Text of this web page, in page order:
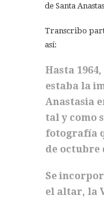
de Santa
Transcribo
así:
Hasta
estaba la
Anastasia
tal y como
fotografía
de octubre
Se
el altar, la